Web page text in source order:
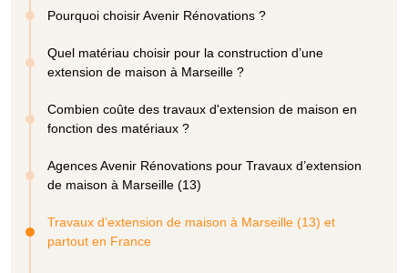
Pourquoi choisir Avenir Rénovations ?
Quel matériau choisir pour la construction d’une
extension de maison à Marseille ?
Combien coûte des travaux d'extension de maison en
fonction des matériaux ?
Agences Avenir Rénovations pour Travaux d’extension
de maison à Marseille (13)
Travaux d’extension de maison à Marseille (13) et
partout en France